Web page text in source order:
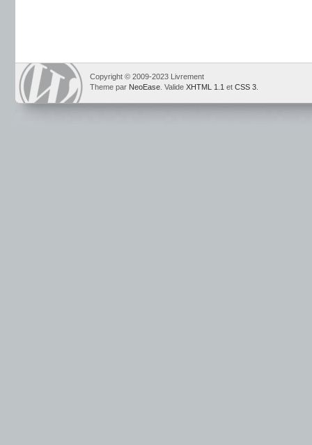
Copyright © 2009-2023 Livrement
Theme par NeoEase . Valide XHTML 1.1 et CSS 3